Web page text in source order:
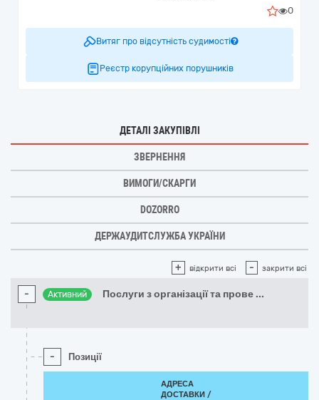
0
Витяг про відсутність судимості
Реєстр корупційних порушників
ДЕТАЛІ ЗАКУПІВЛІ
ЗВЕРНЕННЯ
ВИМОГИ/СКАРГИ
DOZORRO
ДЕРЖАУДИТСЛУЖБА УКРАЇНИ
+ відкрити всі - закрити всі
- Активний Послуги з організації та прове ...
- Позиції
АДРЕСА
ДОСТАВКИ /